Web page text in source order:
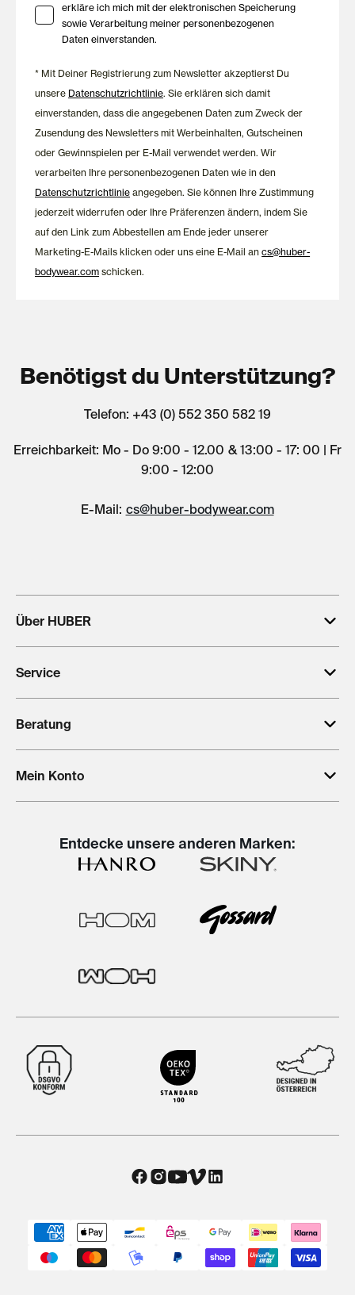
erkläre ich mich mit der elektronischen Speicherung
sowie Verarbeitung meiner personenbezogenen
Daten einverstanden.
* Mit Deiner Registrierung zum Newsletter akzeptierst Du
unsere Datenschutzrichtlinie. Sie erklären sich damit
einverstanden, dass die angegebenen Daten zum Zweck der
Zusendung des Newsletters mit Werbeinhalten, Gutscheinen
oder Gewinnspielen per E-Mail verwendet werden. Wir
verarbeiten Ihre personenbezogenen Daten wie in den
Datenschutzrichtlinie angegeben. Sie können Ihre Zustimmung
jederzeit widerrufen oder Ihre Präferenzen ändern, indem Sie
auf den Link zum Abbestellen am Ende jeder unserer
Marketing-E-Mails klicken oder uns eine E-Mail ancs@huber-
bodywear.com schicken.
Benötigst du Unterstützung?
Telefon: +43 (0) 552 350 582 19
Erreichbarkeit: Mo - Do 9:00 - 12.00 & 13:00 - 17: 00 | Fr
9:00 - 12:00
E-Mail: cs@huber-bodywear.com
Über HUBER
Service
Beratung
Mein Konto
Entdecke unsere anderen Marken: